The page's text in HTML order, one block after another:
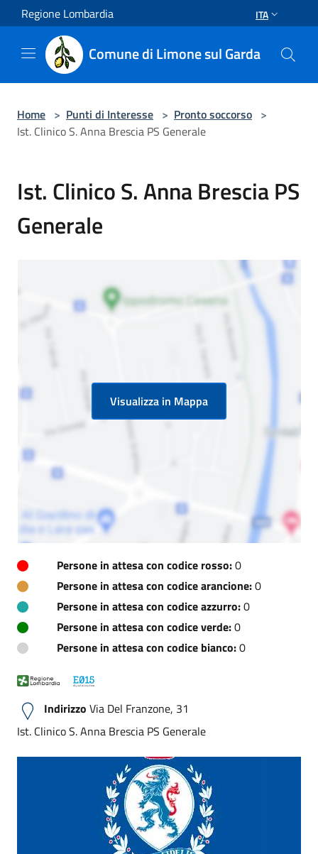
Salta al contenuto principale
Regione Lombardia ITA
Comune di Limone sul Garda
Home > Punti di Interesse > Pronto soccorso >
Ist. Clinico S. Anna Brescia PS Generale
Ist. Clinico S. Anna Brescia PS
Generale
Visualizza in Mappa
Persone in attesa con codice rosso:0
Persone in attesa con codice arancione:0
Persone in attesa con codice azzurro:0
Persone in attesa con codice verde:0
Persone in attesa con codice bianco:0
Indirizzo Via Del Franzone, 31
Ist. Clinico S. Anna Brescia PS Generale